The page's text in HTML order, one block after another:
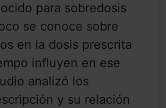
para sobredosis
se conoce sobre
en la dosis prescrita
influyen en ese
analizó los
y su relación